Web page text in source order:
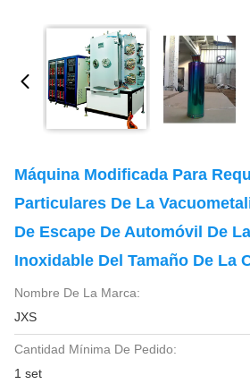
Máquina Modificada Para
Particulares De La
De Escape De Automóvil De
Inoxidable Del Tamaño De La
Nombre De La Marca:
JXS
Cantidad Mínima De Pedido:
1 set